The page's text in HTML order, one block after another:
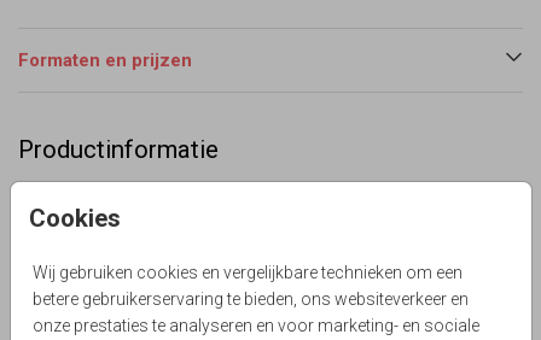
Cookies
Wij gebruiken cookies en vergelijkbare technieken om een
betere gebruikerservaring te bieden, ons websiteverkeer en
onze prestaties te analyseren en voor marketing- en sociale
Formaten en prijzen
Productinformatie
Super leuke en originele trouwkaart in een bijzondere
Teksten staan los en zijn ook om te kleuren.
Lievez